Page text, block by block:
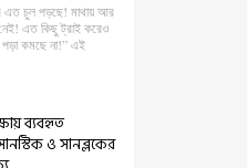
এত চুল পড়ছে! মাথায় আর
এত কিছু ট্রাই করেও
কমছে না!” এই
ব্যবহৃত
ও সানব্লকের